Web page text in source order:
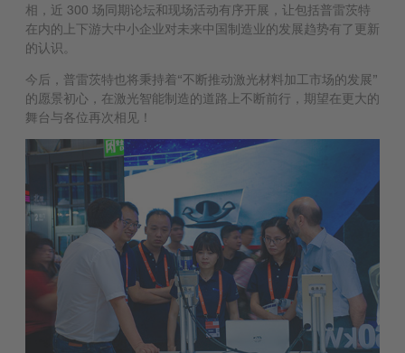
相，近 300 场同期论坛和现场活动有序开展，让包括普雷茨特
在内的上下游大中小企业对未来中国制造业的发展趋势有了更新
的认识。
今后，普雷茨特也将秉持着“不断推动激光材料加工市场的发展”
的愿景初心，在激光智能制造的道路上不断前行，期望在更大的
舞台与各位再次相见！